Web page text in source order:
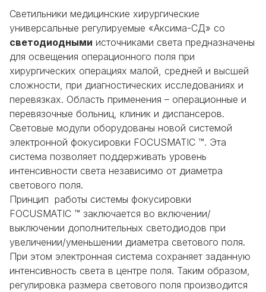
Светильники медицинские хирургические
универсальные регулируемые «Аксима-СД» со
светодиодными источниками света предназначены
для освещения операционного поля при
хирургических операциях малой, средней и высшей
сложности, при диагностических исследованиях и
перевязках. Область применения – операционные и
перевязочные больниц, клиник и диспансеров.
Световые модули оборудованы новой системой
электронной фокусировки FOCUSMATIC ™. Эта
система позволяет поддерживать уровень
интенсивности света независимо от диаметра
светового поля.
Принцип работы системы фокусировки
FOCUSMATIC ™ заключается во включении/
выключении дополнительных светодиодов при
увеличении/уменьшении диаметра светового поля.
При этом электронная система сохраняет заданную
интенсивность света в центре поля. Таким образом,
регулировка размера светового поля производится